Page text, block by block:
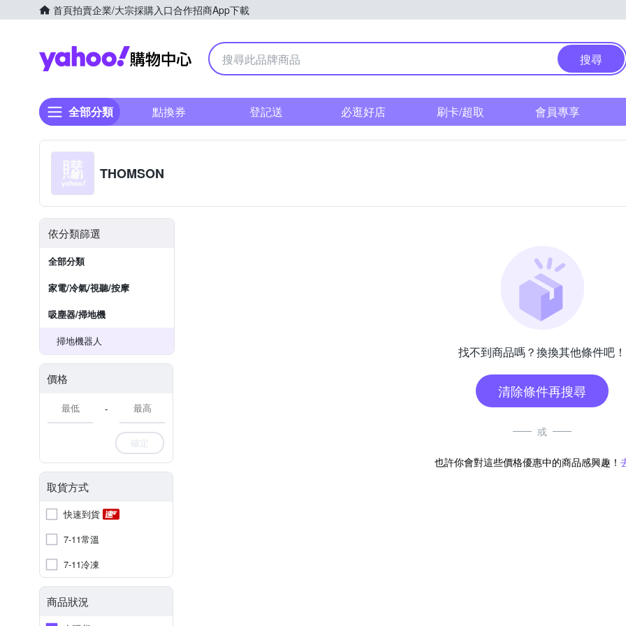
首頁拍賣企業/大宗採購入口合作招商App下載
Yahoo購物中心
搜尋
全部分類 點換券 登記送 必逛好店 刷卡/超取 會員專享
THOMSON
依分類篩選
全部分類
家電/冷氣/視聽/按摩
吸塵器/掃地機
掃地機器人
價格
-
確定
取貨方式
快速到貨
7-11常溫
7-11冷凍
商品狀況
找不到商品嗎？換換其他條件吧！
清除條件再搜尋
或
也許你會對這些價格優惠中的商品感興趣！